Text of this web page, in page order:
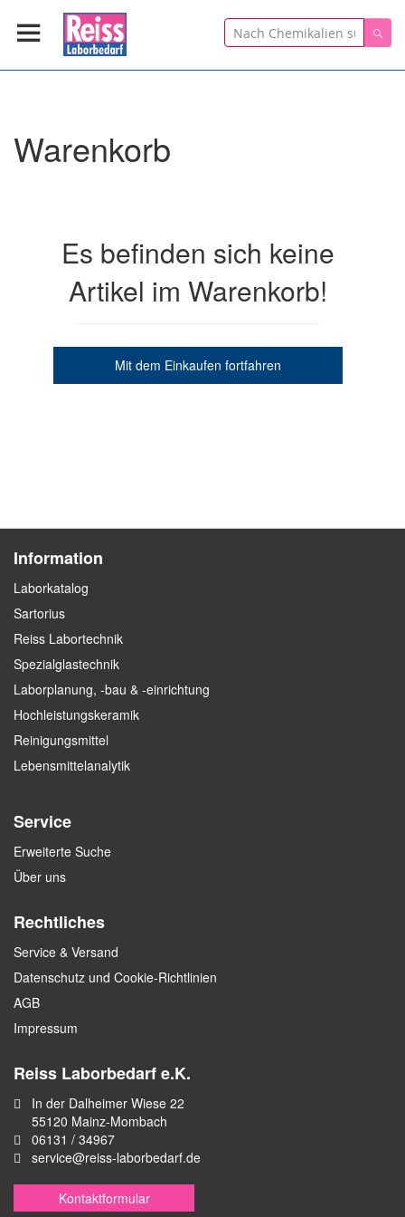
Suche
Warenkorb
Es befinden sich keine
Artikel im Warenkorb!
Mit dem Einkaufen fortfahren
Information
Laborkatalog
Sartorius
Reiss Labortechnik
Spezialglastechnik
Laborplanung, -bau & -einrichtung
Hochleistungskeramik
Reinigungsmittel
Lebensmittelanalytik
Service
Erweiterte Suche
Über uns
Rechtliches
Service & Versand
Datenschutz und Cookie-Richtlinien
AGB
Impressum
Reiss Laborbedarf e.K.
In der Dalheimer Wiese 22
55120 Mainz-Mombach
06131 / 34967
service@reiss-laborbedarf.de
Kontaktformular